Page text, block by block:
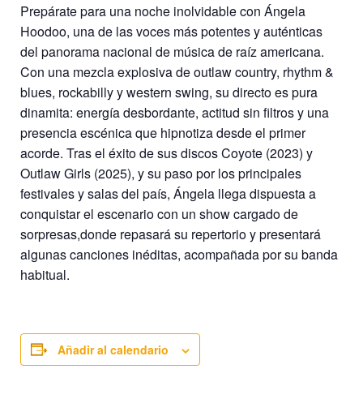
Ángela
Hoodoo
SOCIO
Ángela
Hoodoo
Prepárate para una noche inolvidable con Ángela
Hoodoo, una de las voces más potentes y auténticas
del panorama nacional de música de raíz americana.
Con una mezcla explosiva de outlaw country, rhythm &
blues, rockabilly y western swing, su directo es pura
dinamita: energía desbordante, actitud sin filtros y una
presencia escénica que hipnotiza desde el primer
acorde. Tras el éxito de sus discos Coyote (2023) y
Outlaw Girls (2025), y su paso por los principales
festivales y salas del país, Ángela llega dispuesta a
conquistar el escenario con un show cargado de
sorpresas,donde repasará su repertorio y presentará
algunas canciones inéditas, acompañada por su banda
habitual.
Añadir al calendario